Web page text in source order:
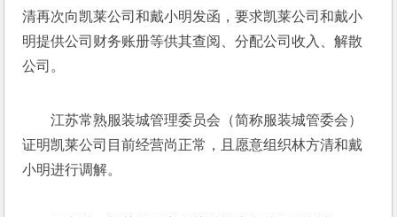
清再次向凯莱公司和戴小明发函，要求凯莱公司和戴小
明提供公司财务账册等供其查阅、分配公司收入、解散
公司。
江苏常熟服装城管理委员会（简称服装城管委会）
证明凯莱公司目前经营尚正常，且愿意组织林方清和戴
小明进行调解。